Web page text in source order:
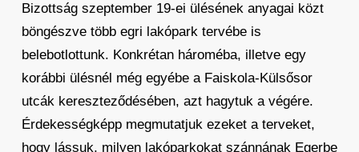
Bizottság szeptember 19-ei ülésének anyagai közt
böngészve több egri lakópark tervébe is
belebotlottunk. Konkrétan hároméba, illetve egy
korábbi ülésnél még egyébe a Faiskola-Külsősor
utcák kereszteződésében, azt hagytuk a végére.
Érdekességképp megmutatjuk ezeket a terveket,
hogy lássuk, milyen lakóparkokat szánnának Egerbe